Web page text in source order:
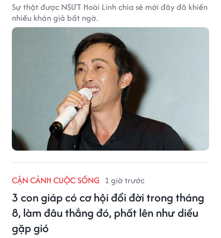
Sự thật được NSƯT Hoài Linh chia sẻ mới đây đã khiến
nhiều khán giả bất ngờ.
CẬN CẢNH CUỘC SỐNG 1 giờ trước
3 con giáp có cơ hội đổi đời trong tháng
8, làm đâu thắng đó, phất lên như diều
gặp gió